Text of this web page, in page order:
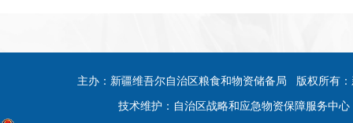
主办：新疆维吾尔自治区粮食和物资储备局 版权所有
技术维护：自治区战略和应急物资保障服务中